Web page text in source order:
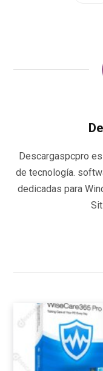
Descargaspcpro
de tecnología.
dedicadas para